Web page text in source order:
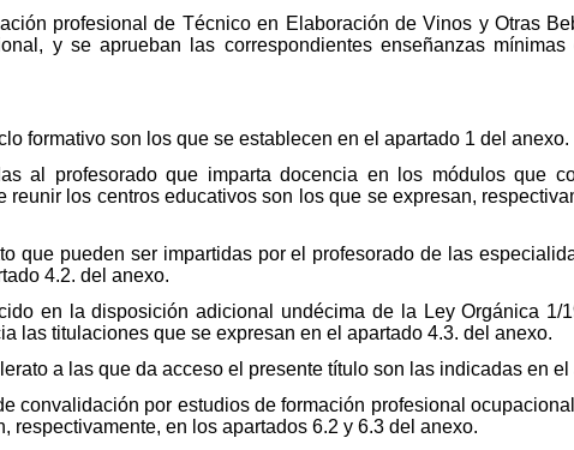
profesional de Técnico en Elaboración de Vinos y Otras
y se aprueban las correspondientes enseñanzas
formativo son los que se establecen en el apartado 1 del anexo.
al profesorado que imparta docencia en los módulos que
reunir los centros educativos son los que se expresan,
que pueden ser impartidas por el profesorado de las
4.2. del anexo.
en la disposición adicional undécima de la Ley Orgánica 1/
las titulaciones que se expresan en el apartado 4.3. del anexo.
a las que da acceso el presente título son las indicadas en
convalidación por estudios de formación profesional
respectivamente, en los apartados 6.2 y 6.3 del anexo.